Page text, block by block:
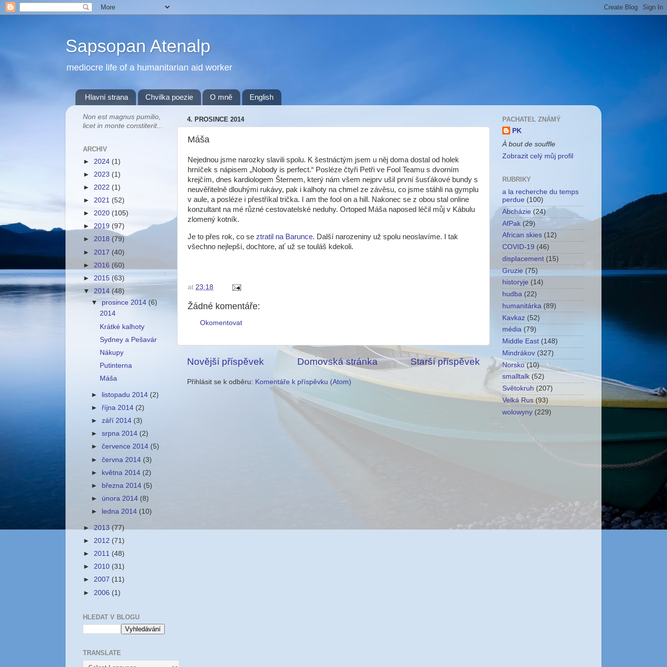
Sapsopan Atenalp
mediocre life of a humanitarian aid worker
Hlavní strana Chvilka poezie O mně English
4. PROSINCE 2014
Máša
Nejednou jsme narozky slavili spolu. K šestnáctým jsem u něj doma dostal od holek
hrníček s nápisem „Nobody is perfect.“ Posléze čtyři Petři ve Fool Teamu s dvorním
krejčím, dnes kardiologem Šternem, který nám všem nejprv ušil první šusťákové bundy s
neuvěřitelně dlouhými rukávy, pak i kalhoty na chmel ze závěsu, co jsme stáhli na gymplu
v aule, a posléze i přestříkal trička. I am the fool on a hill. Nakonec se z obou stal online
konzultant na mé různé cestovatelské neduhy. Ortoped Máša naposed léčil můj v Kábulu
zlomený kotník.
Je to přes rok, co se ztratil na Barunce. Další narozeniny už spolu neoslavíme. I tak
všechno nejlepší, dochtore, ať už se touláš kdekoli.
at 23:18
Žádné komentáře:
Okomentovat
Novější příspěvek Starší příspěvek
Domovská stránka
Přihlásit se k odběru: Komentáře k příspěvku (Atom)
Non est magnus pumilio,
licet in monte constiterit...
ARCHIV
► 2024 (1)
► 2023 (1)
► 2022 (1)
► 2021 (52)
► 2020 (105)
► 2019 (97)
► 2018 (79)
► 2017 (40)
► 2016 (60)
► 2015 (63)
▼ 2014 (48)
▼ prosince 2014 (6)
2014
Krátké kalhoty
Sydney a Pešavár
Nákupy
Putinterna
Máša
► listopadu 2014 (2)
►října 2014 (2)
►září 2014 (3)
►srpna 2014 (2)
►července 2014 (5)
►června 2014 (3)
► května 2014 (2)
►
března 2014 (5)
► února 2014 (8)
►
ledna 2014 (10)
► 2013 (77)
► 2012 (71)
► 2011 (48)
► 2010 (31)
► 2007 (11)
► 2006 (1)
HLEDAT V BLOGU
TRANSLATE
PACHATEL ZNÁMÝ
PK
À bout de souffle
Zobrazit celý můj profil
RUBRIKY
a la recherche du temps
perdue (100)
Abcházie (24)
AfPak (29)
African skies (12)
COVID-19 (46)
displacement (15)
Gruzie (75)
historyje (14)
hudba (22)
humanitárka (89)
Kavkaz (52)
média (79)
Middle East (148)
Mindrákov (327)
Norsko (10)
smalltalk (52)
Světokruh (207)
Velká Rus (93)
wolowyny (229)